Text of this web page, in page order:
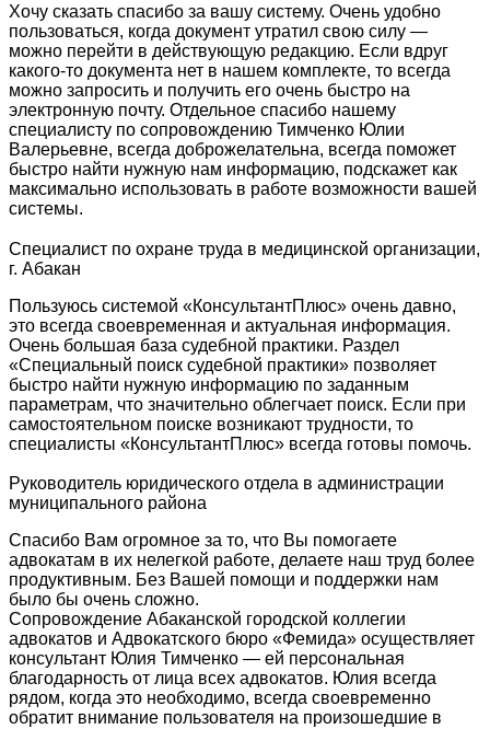
Хочу сказать спасибо за вашу систему. Очень удобно
пользоваться, когда документ утратил свою силу —
можно перейти в действующую редакцию. Если вдруг
какого-то документа нет в нашем комплекте, то всегда
можно запросить и получить его очень быстро на
электронную почту. Отдельное спасибо нашему
специалисту по сопровождению Тимченко Юлии
Валерьевне, всегда доброжелательна, всегда поможет
быстро найти нужную нам информацию, подскажет как
максимально использовать в работе возможности вашей
системы.
Специалист по охране труда в медицинской организации,
г. Абакан
Пользуюсь системой «КонсультантПлюс» очень давно,
это всегда своевременная и актуальная информация.
Очень большая база судебной практики. Раздел
«Специальный поиск судебной практики» позволяет
быстро найти нужную информацию по заданным
параметрам, что значительно облегчает поиск. Если при
самостоятельном поиске возникают трудности, то
специалисты «КонсультантПлюс» всегда готовы помочь.
Руководитель юридического отдела в администрации
муниципального района
Спасибо Вам огромное за то, что Вы помогаете
адвокатам в их нелегкой работе, делаете наш труд более
продуктивным. Без Вашей помощи и поддержки нам
было бы очень сложно.
Сопровождение Абаканской городской коллегии
адвокатов и Адвокатского бюро «Фемида» осуществляет
консультант Юлия Тимченко — ей персональная
благодарность от лица всех адвокатов. Юлия всегда
рядом, когда это необходимо, всегда своевременно
обратит внимание пользователя на произошедшие в